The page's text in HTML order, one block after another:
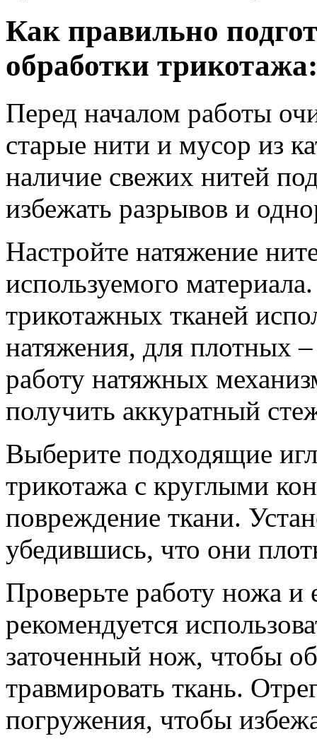
Как правильно
обработки
Перед началом работы
старые нити и мусор из
наличие свежих нитей
избежать разрывов и
Настройте натяжение
используемого
трикотажных тканей
натяжения, для плотных
работу натяжных
получить аккуратный
Выберите подходящие
трикотажа с круглыми
повреждение ткани.
убедившись, что они
Проверьте работу ножа и
рекомендуется
заточенный нож, чтобы
травмировать ткань.
погружения, чтобы